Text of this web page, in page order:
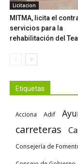
Licitacion
MITMA, licita el
servicios para la
rehabilitación del
Etiquetas
Acciona Adif
carreteras
Consejería de